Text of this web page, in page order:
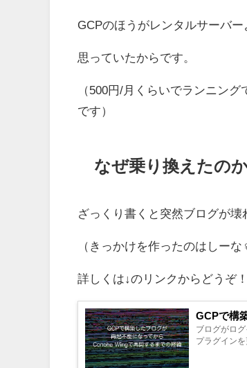
GCPのほうがレンタルサーバ
思っていたからです。
（500円/月くらいでランニン
です）
なぜ乗り換えたの
ざっくり書くと突然ブログが壊
（きっかけを作ったのはしー
詳しくは↓のリンクからどうぞ！
GCPで構
ブログがロ
プラグイン